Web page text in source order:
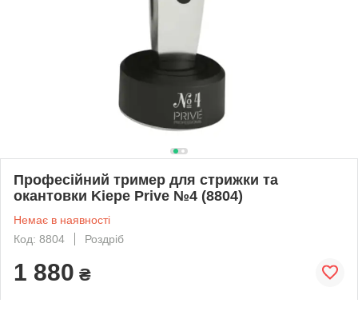
Професійний тример для стрижки та
окантовки Kiepe Prive №4 (8804)
Немає в наявності
Код: 8804
Роздріб
1 880 ₴